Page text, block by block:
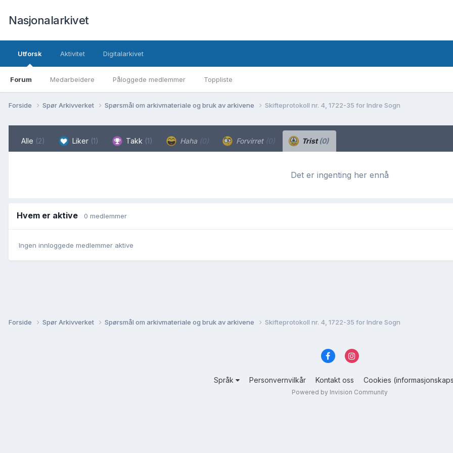
Nasjonalarkivet
Utforsk
Forum Medarbeidere Påloggede medlemmer Toppliste
Aktivitet Digitalarkivet
Forside Spør Arkivverket Spørsmål om arkivmateriale og bruk av arkivene Skifteprotokoll nr. 4, 1722-35 for Indre Sogn
Alle (2) Liker (1) Takk (1) Haha (0) Forvirret (0) Trist(0)
Det er ingenting her ennå
Hvem er aktive 0 medlemmer
Ingen innloggede medlemmer aktive
Forside Spør Arkivverket Spørsmål om arkivmateriale og bruk av arkivene Skifteprotokoll nr. 4, 1722-35 for Indre Sogn
Språk Personvernvilkår Kontakt oss Cookies
Powered by Invision Community